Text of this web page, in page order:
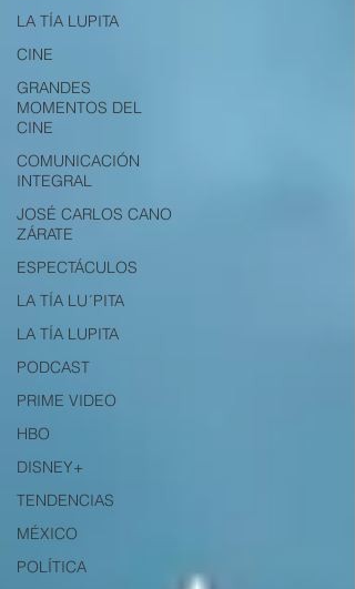
LA TÍA LUPITA
CINE
GRANDES
MOMENTOS DEL
CINE
COMUNICACIÓN
INTEGRAL
JOSÉ CARLOS CANO
ZÁRATE
ESPECTÁCULOS
LA TÍA LU´PITA
LA TÍA LUPITA
PODCAST
PRIME VIDEO
HBO
DISNEY+
TENDENCIAS
MÉXICO
POLÍTICA